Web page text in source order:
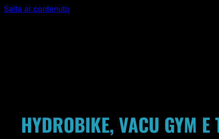
Salta al contenuto
HYDROBIKE, VACU GYM E